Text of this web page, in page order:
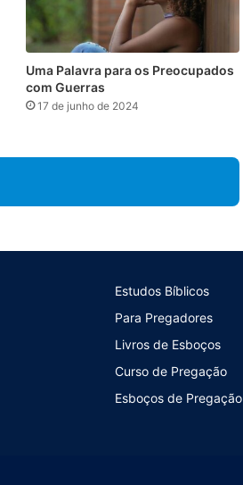
Uma Palavra para os Preocupados
com Guerras
17 de junho de 2024
Estudos Bíblicos
Para Pregadores
Livros de Esboços
Curso de Pregação
Esboços de Pregação